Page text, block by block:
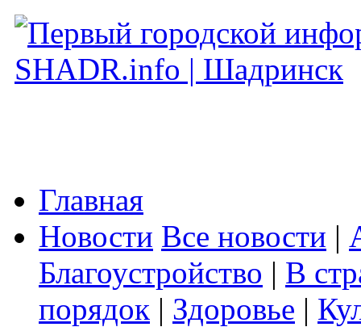
Главная
Новости Все новости |
Благоустройство | В
порядок | Здоровье |